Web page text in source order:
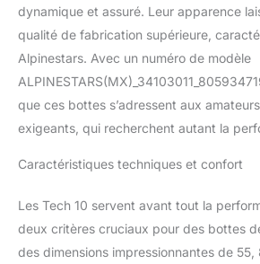
résistance
structure,
exclusifs en
caoutchouc
superbes
contact avec
chaleur.
de cinq
différents
pièce
la
dynamique et assuré. Leur apparence
qualité de fabrication supérieure,
Alpinestars. Avec un numéro de modèle
que ces bottes s’adressent aux
exigeants, qui recherchent autant la
Caractéristiques techniques et confort
Les Tech 10 servent avant tout la
deux critères cruciaux pour des bottes
des dimensions impressionnantes de